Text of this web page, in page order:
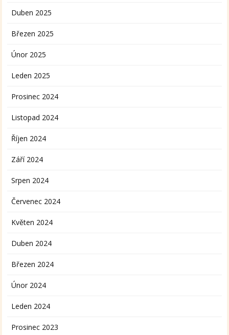
Duben 2025
Březen 2025
Únor 2025
Leden 2025
Prosinec 2024
Listopad 2024
Říjen 2024
Září 2024
Srpen 2024
Červenec 2024
Květen 2024
Duben 2024
Březen 2024
Únor 2024
Leden 2024
Prosinec 2023